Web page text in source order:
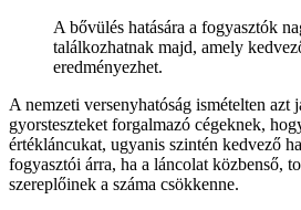
A bővülés hatására a fogyasztók
találkozhatnak majd, amely
eredményezhet.
A nemzeti versenyhatóság ismételten azt
gyorsteszteket forgalmazó cégeknek,
értékláncukat, ugyanis szintén kedvező
fogyasztói árra, ha a láncolat közbenső,
szereplőinek a száma csökkenne.